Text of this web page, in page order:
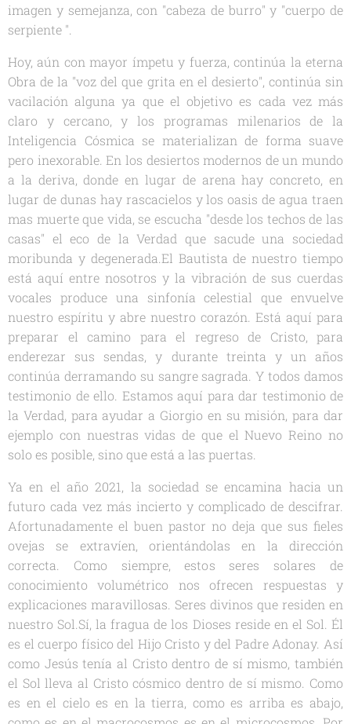
imagen y semejanza, con "cabeza de burro" y "cuerpo de
serpiente ".
Hoy, aún con mayor ímpetu y fuerza, continúa la eterna
Obra de la "voz del que grita en el desierto", continúa sin
vacilación alguna ya que el objetivo es cada vez más
claro y cercano, y los programas milenarios de la
Inteligencia Cósmica se materializan de forma suave
pero inexorable. En los desiertos modernos de un mundo
a la deriva, donde en lugar de arena hay concreto, en
lugar de dunas hay rascacielos y los oasis de agua traen
mas muerte que vida, se escucha "desde los techos de las
casas" el eco de la Verdad que sacude una sociedad
moribunda y degenerada.El Bautista de nuestro tiempo
está aquí entre nosotros y la vibración de sus cuerdas
vocales produce una sinfonía celestial que envuelve
nuestro espíritu y abre nuestro corazón. Está aquí para
preparar el camino para el regreso de Cristo, para
enderezar sus sendas, y durante treinta y un años
continúa derramando su sangre sagrada. Y todos damos
testimonio de ello. Estamos aquí para dar testimonio de
la Verdad, para ayudar a Giorgio en su misión, para dar
ejemplo con nuestras vidas de que el Nuevo Reino no
solo es posible, sino que está a las puertas.
Ya en el año 2021, la sociedad se encamina hacia un
futuro cada vez más incierto y complicado de descifrar.
Afortunadamente el buen pastor no deja que sus fieles
ovejas se extravíen, orientándolas en la dirección
correcta. Como siempre, estos seres solares de
conocimiento volumétrico nos ofrecen respuestas y
explicaciones maravillosas. Seres divinos que residen en
nuestro Sol.Sí, la fragua de los Dioses reside en el Sol. Él
es el cuerpo físico del Hijo Cristo y del Padre Adonay. Así
como Jesús tenía al Cristo dentro de sí mismo, también
el Sol lleva al Cristo cósmico dentro de sí mismo. Como
es en el cielo es en la tierra, como es arriba es abajo,